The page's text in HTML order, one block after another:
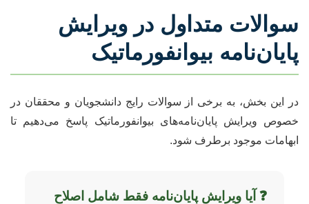
سوالات متداول در ویرایش
پایان‌نامه بیوانفورماتیک
در این بخش، به برخی از سوالات رایج دانشجویان و محققان در
خصوص ویرایش پایان‌نامه‌های بیوانفورماتیک پاسخ می‌دهیم تا
ابهامات موجود برطرف شود.
❓ آیا ویرایش پایان‌نامه فقط شامل اصلاح